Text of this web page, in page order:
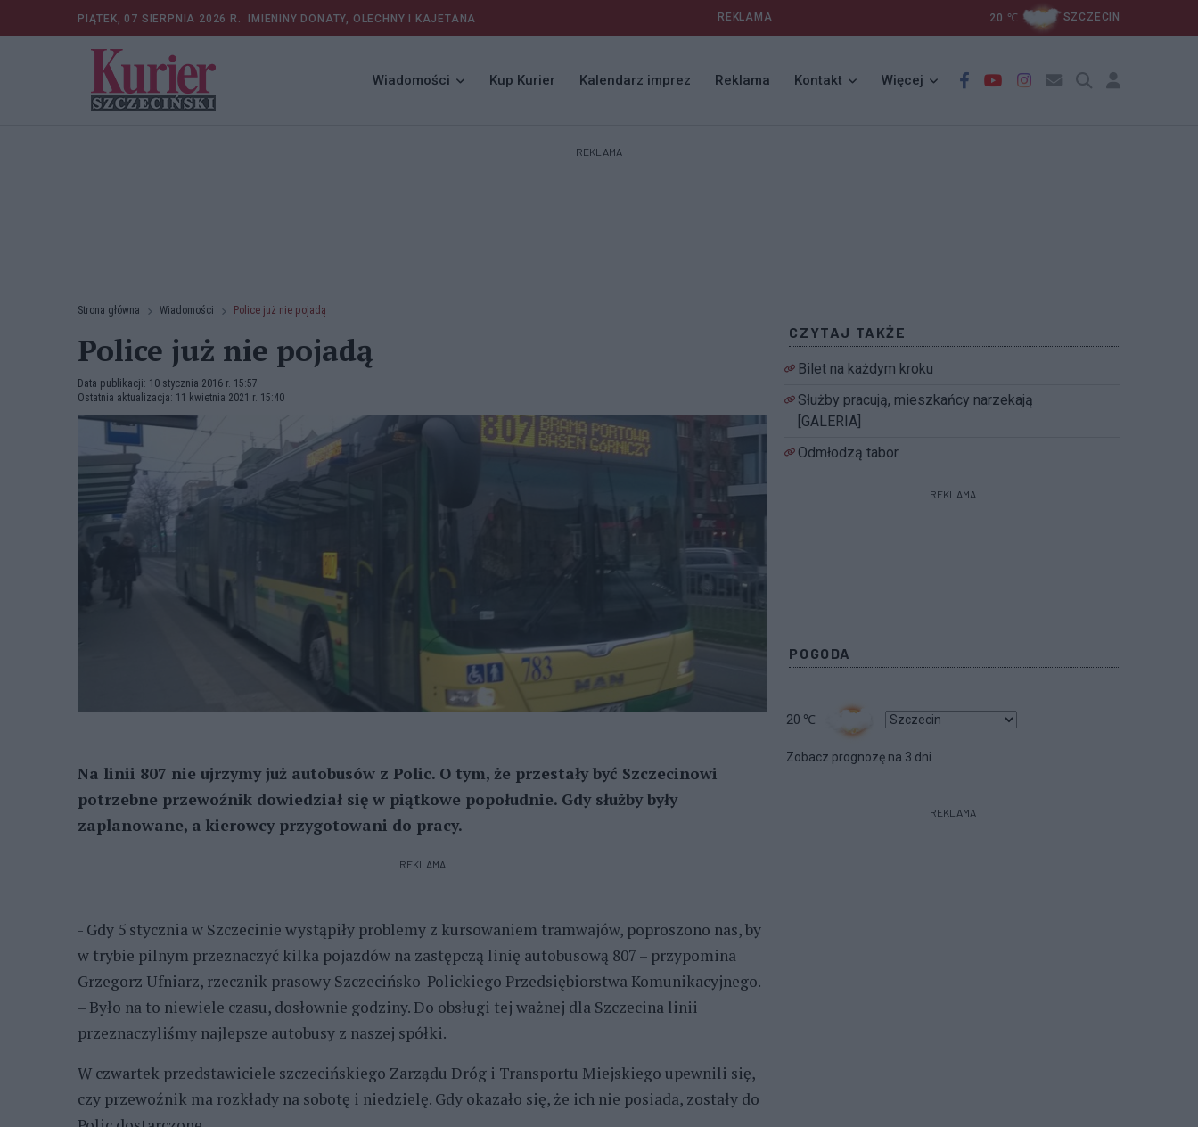
PIĄTEK, 07 SIERPNIA 2026 R. IMIENINY DONATY, OLECHNY I KAJETANA REKLAMA 20 ℃ SZCZECIN
Wiadomości Kup Kurier Kalendarz imprez Reklama Kontakt Więcej
REKLAMA
Strona główna Wiadomości Police już nie pojadą
Police już nie pojadą
Data publikacji: 10 stycznia 2016 r. 15:57
Ostatnia aktualizacja: 11 kwietnia 2021 r. 15:40
Na linii 807 nie ujrzymy już autobusów z Polic. O tym, że przestały być Szczecinowi
potrzebne przewoźnik dowiedział się w piątkowe popołudnie. Gdy służby były
zaplanowane, a kierowcy przygotowani do pracy.
REKLAMA
- Gdy 5 stycznia w Szczecinie wystąpiły problemy z kursowaniem tramwajów, poproszono nas, by
w trybie pilnym przeznaczyć kilka pojazdów na zastępczą linię autobusową 807 – przypomina
Grzegorz Ufniarz, rzecznik prasowy Szczecińsko-Polickiego Przedsiębiorstwa Komunikacyjnego.
– Było na to niewiele czasu, dosłownie godziny. Do obsługi tej ważnej dla Szczecina linii
przeznaczyliśmy najlepsze autobusy z naszej spółki.
W czwartek przedstawiciele szczecińskiego Zarządu Dróg i Transportu Miejskiego upewnili się,
czy przewoźnik ma rozkłady na sobotę i niedzielę. Gdy okazało się, że ich nie posiada, zostały do
CZYTAJ TAKŻE
Bilet na każdym kroku
Służby pracują, mieszkańcy narzekają
[GALERIA]
Odmłodzą tabor
REKLAMA
POGODA
20 ℃
Zobacz prognozę na 3 dni
REKLAMA